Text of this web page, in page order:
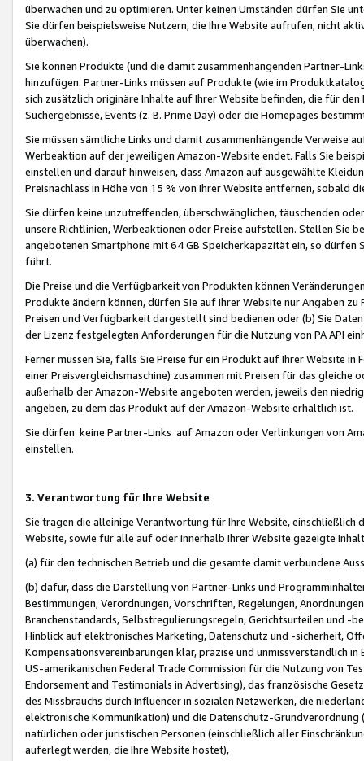
überwachen und zu optimieren. Unter keinen Umständen dürfen Sie
Sie dürfen beispielsweise Nutzern, die Ihre Website aufrufen, nicht
überwachen).
Sie können Produkte (und die damit zusammenhängenden Partner-
hinzufügen. Partner-Links müssen auf Produkte (wie im
sich zusätzlich originäre Inhalte auf Ihrer Website befinden, die für
Suchergebnisse, Events (z. B. Prime Day) oder die Homepages
Sie müssen sämtliche Links und damit zusammenhängende
Werbeaktion auf der jeweiligen Amazon-Website endet. Falls Sie
einstellen und darauf hinweisen, dass Amazon auf ausgewählte
Preisnachlass in Höhe von 15 % von Ihrer Website entfernen, sobald
Sie dürfen keine unzutreffenden, überschwänglichen, täuschenden
unsere Richtlinien, Werbeaktionen oder Preise aufstellen. Stellen Sie
angebotenen Smartphone mit 64 GB Speicherkapazität ein, so dürfen
führt.
Die Preise und die Verfügbarkeit von Produkten können
Produkte ändern können, dürfen Sie auf Ihrer Website nur Angaben
Preisen und Verfügbarkeit dargestellt sind bedienen oder (b) Sie
der Lizenz festgelegten Anforderungen für die Nutzung von PA API
Ferner müssen Sie, falls Sie Preise für ein Produkt auf Ihrer Website
einer Preisvergleichsmaschine) zusammen mit Preisen für das
außerhalb der Amazon-Website angeboten werden, jeweils den
angeben, zu dem das Produkt auf der Amazon-Website erhältlich ist.
Sie dürfen keine Partner-Links auf Amazon oder Verlinkungen von
einstellen.
3. Verantwortung für Ihre Website
Sie tragen die alleinige Verantwortung für Ihre Website,
Website, sowie für alle auf oder innerhalb Ihrer Website gezeigte
(a) für den technischen Betrieb und die gesamte damit verbundene
(b) dafür, dass die Darstellung von Partner-Links und
Bestimmungen, Verordnungen, Vorschriften, Regelungen,
Branchenstandards, Selbstregulierungsregeln, Gerichtsurteilen und -
Hinblick auf elektronisches Marketing, Datenschutz und -sicherheit,
Kompensationsvereinbarungen klar, präzise und unmissverständlich
US-amerikanischen Federal Trade Commission für die Nutzung von
Endorsement and Testimonials in Advertising), das französische
des Missbrauchs durch Influencer in sozialen Netzwerken, die
elektronische Kommunikation) und die Datenschutz-
natürlichen oder juristischen Personen (einschließlich aller
auferlegt werden, die Ihre Website hostet),